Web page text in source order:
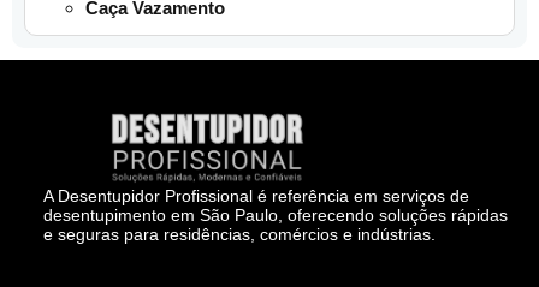
Caça Vazamento
A Desentupidor Profissional é referência em serviços de
desentupimento em São Paulo, oferecendo soluções rápidas
e seguras para residências, comércios e indústrias.